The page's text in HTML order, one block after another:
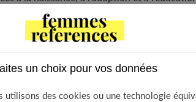
aides.
un choix pour vos données
utilisons des cookies ou une technologie